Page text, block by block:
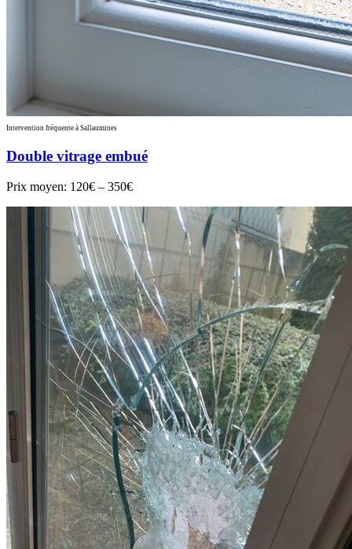
Intervention fréquente à Sallaumines
Double vitrage embué
Prix moyen: 120€ – 350€